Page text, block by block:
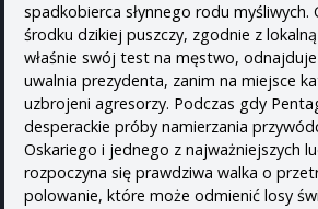
spadkobierca słynnego rodu myśliwych.
środku dzikiej puszczy, zgodnie z
właśnie swój test na męstwo,
uwalnia prezydenta, zanim na miejsce
uzbrojeni agresorzy. Podczas gdy
desperackie próby namierzania
Oskariego i jednego z najważniejszych
rozpoczyna się prawdziwa walka o
polowanie, które może odmienić losy